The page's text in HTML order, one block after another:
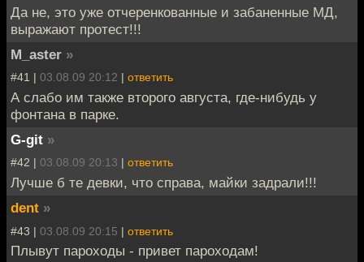
Да не, это уже отчеренкованные и забаненные МД,
выражают протест!!!
M_aster »
#41 | 03.08.09 20:12 | ответить
А слабо им также второго августа, где-нибудь у
фонтана в парке.
G-git »
#42 | 03.08.09 20:13 | ответить
Лучше б те девки, что справа, майки задрали!!!
dent »
#43 | 03.08.09 20:15 | ответить
Плывут пароходы - привет пароходам!